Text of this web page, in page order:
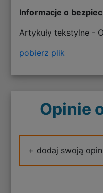
Informacje o
Artykuły tekstylne -
pobierz plik
Opinie
+ dodaj swoją